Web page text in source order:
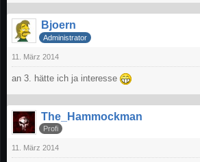
Bjoern
Administrator
11. März 2014
an 3. hätte ich ja interesse
The_Hammockman
Profi
11. März 2014